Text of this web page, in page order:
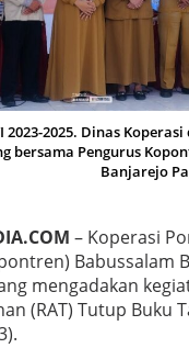
H
K
R
O
K
P
A
T
E
N
2023-2025. Dinas
bersama Pengurus
Banjarejo
– Koperasi
Babussalam
mengadakan
(RAT) Tutup Buku